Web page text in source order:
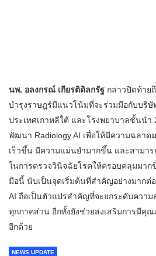
นพ. อลงกรณ์ เกียรติดิลกรัฐ กล่าวปิดท้าย
บำรุงราษฎร์มีแนวโน้มที่จะร่วมมือกับบริษั
ประเทศเกาหลีใต้ และโรงพยาบาลชั้นนำ
พัฒนา Radiology AI เพื่อให้มีความฉลาด
เร็วขึ้น มีความแม่นยำมากขึ้น และสามา
ในการตรวจวินิจฉัยโรคให้ครอบคลุมมา
มือนี้ นับเป็นจุดเริ่มต้นที่สำคัญอย่างมากต่
AI ถือเป็นตัวแปรสำคัญที่จะยกระดับความ
ทุกภาคส่วน อีกทั้งยังช่วยส่งเสริมการมีคุ
อีกด้วย
NEWS UPDATE